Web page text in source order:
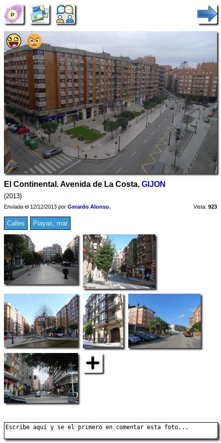
El Continental. Avenida de La Costa, GIJON
(2013)
Enviada el 12/12/2013 por Gerardo Alonso. Vista: 923
Calles Playas, mar